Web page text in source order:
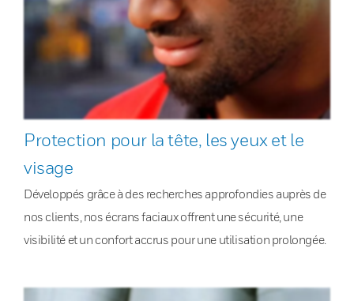
Protection pour la tête, les yeux et le
visage
Développés grâce à des recherches approfondies auprès de
nos clients, nos écrans faciaux offrent une sécurité, une
visibilité et un confort accrus pour une utilisation prolongée.